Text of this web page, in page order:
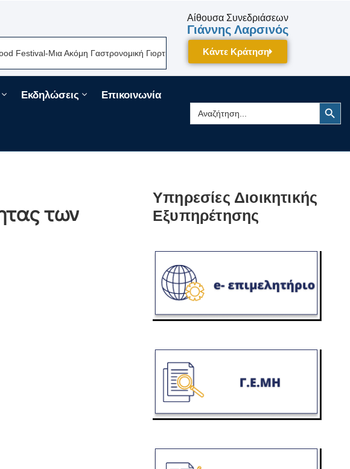
Μια Ακόμη Γαστρονομική Γιορτή Της Πελοποννήσου Δίνει Ραντεβού Τον Σεπτέμβριο
Αίθουσα Συνεδριάσεων
Γιάννης Λαρσινός
Κάντε Κράτηση
Εκδηλώσεις Επικοινωνία
Search
for:
Search Button
των
Υπηρεσίες Διοικητικής
Εξυπηρέτησης